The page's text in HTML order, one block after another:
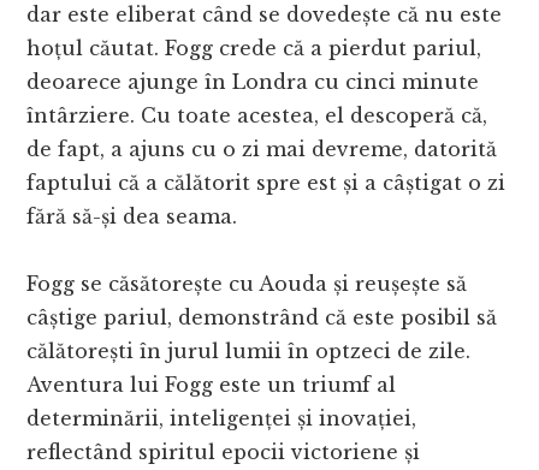
dar este eliberat când se dovedește că nu este
hoțul căutat. Fogg crede că a pierdut pariul,
deoarece ajunge în Londra cu cinci minute
întârziere. Cu toate acestea, el descoperă că,
de fapt, a ajuns cu o zi mai devreme, datorită
faptului că a călătorit spre est și a câștigat o zi
fără să-și dea seama.
Fogg se căsătorește cu Aouda și reușește să
câștige pariul, demonstrând că este posibil să
călătorești în jurul lumii în optzeci de zile.
Aventura lui Fogg este un triumf al
determinării, inteligenței și inovației,
reflectând spiritul epocii victoriene și